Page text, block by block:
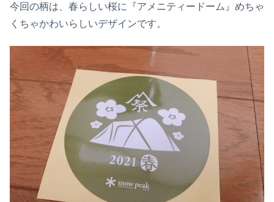
今回の柄は、春らしい桜に『アメニティードーム』めちゃ
くちゃかわいらしいデザインです。